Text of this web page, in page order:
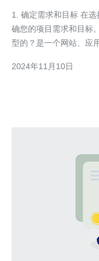
1. 确定需求和目标 在选择最佳的托管解决方案之前，首先需要明
确您的项目需求和目标。考虑以下
型的？是一个网站、应
性的要求是什么？ - 您
2024年11月10日